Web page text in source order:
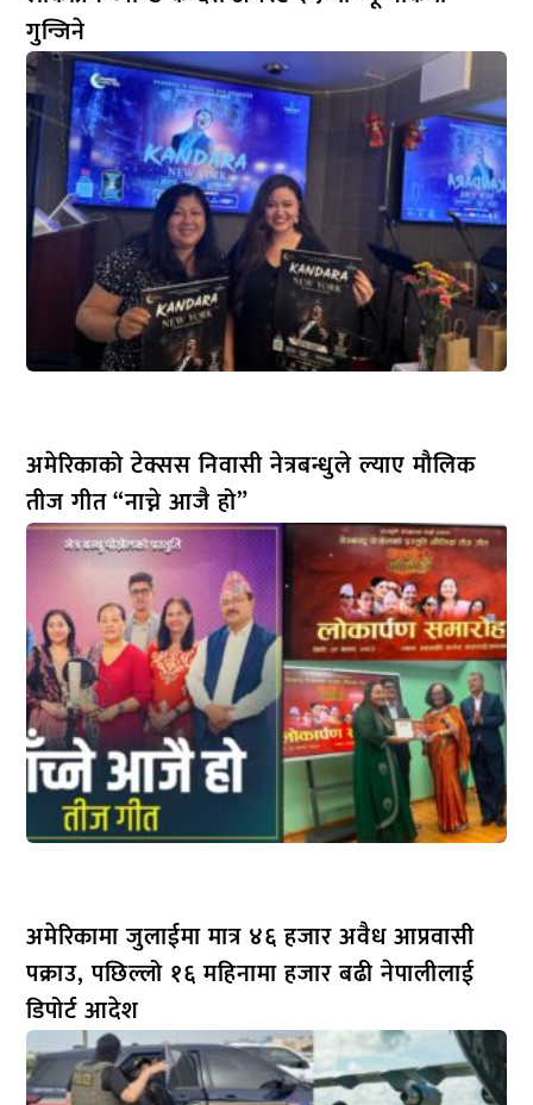
गुन्जिने
अमेरिकाको टेक्सस निवासी नेत्रबन्धुले ल्याए मौलिक
तीज गीत “नाच्ने आजै हो”
अमेरिकामा जुलाईमा मात्र ४६ हजार अवैध आप्रवासी
पक्राउ, पछिल्लो १६ महिनामा हजार बढी नेपालीलाई
डिपोर्ट आदेश